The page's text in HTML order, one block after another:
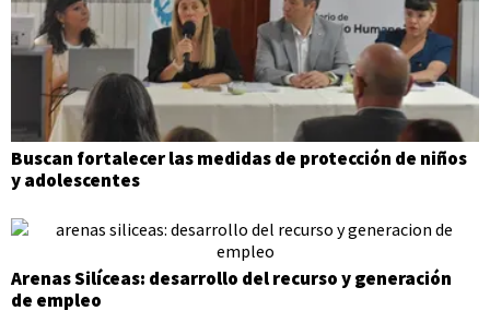
Buscan fortalecer las medidas de protección de niños
y adolescentes
Arenas Silíceas: desarrollo del recurso y generación
de empleo